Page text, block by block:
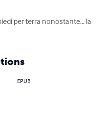
per terra nonostante... la
EPUB